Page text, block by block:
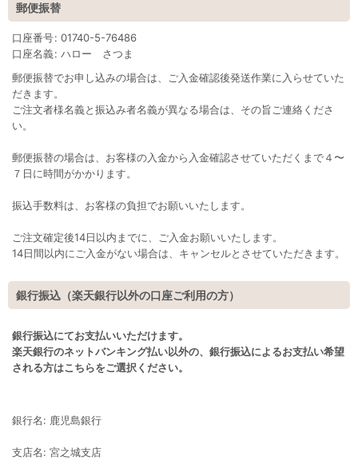
郵便振替
口座番号: 01740-5-76486
口座名義: ハロー さつま
郵便振替でお申し込みの場合は、ご入金確認後発送作業に入らせていた
だきます。
ご注文者様名義と振込み者名義が異なる場合は、その旨ご連絡くださ
い。
郵便振替の場合は、お客様の入金から入金確認させていただくまで４〜
７日に時間がかかります。
振込手数料は、お客様の負担でお願いいたします。
ご注文確定後14日以内までに、ご入金お願いいたします。
14日間以内にご入金がない場合は、キャンセルとさせていただきます。
銀行振込（楽天銀行以外の口座ご利用の方）
銀行振込にてお支払いいただけます。
楽天銀行のネットバンキング払い以外の、銀行振込によるお支払い希望
される方はこちらをご選択ください。
銀行名: 鹿児島銀行
支店名: 宮之城支店